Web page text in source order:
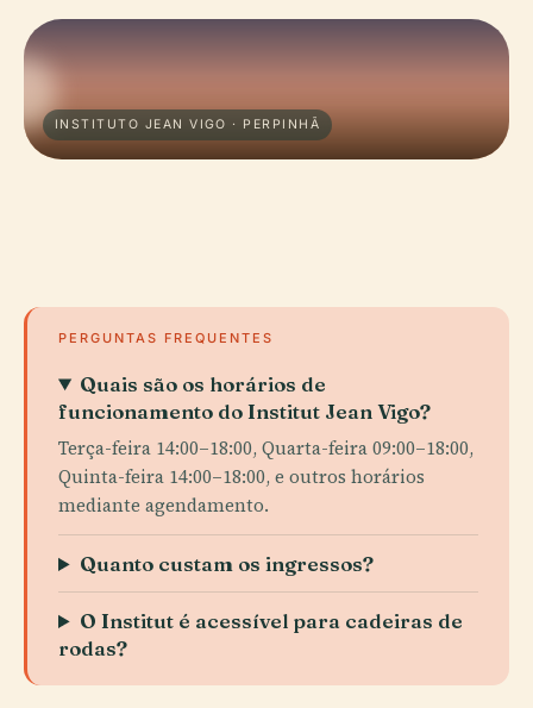
INSTITUTO JEAN VIGO · PERPINHÃ
PERGUNTAS FREQUENTES
Quais são os horários de
funcionamento do Institut Jean Vigo?
Terça-feira 14:00–18:00, Quarta-feira 09:00–18:00,
Quinta-feira 14:00–18:00, e outros horários
mediante agendamento.
Quanto custam os ingressos?
O Institut é acessível para cadeiras de
rodas?